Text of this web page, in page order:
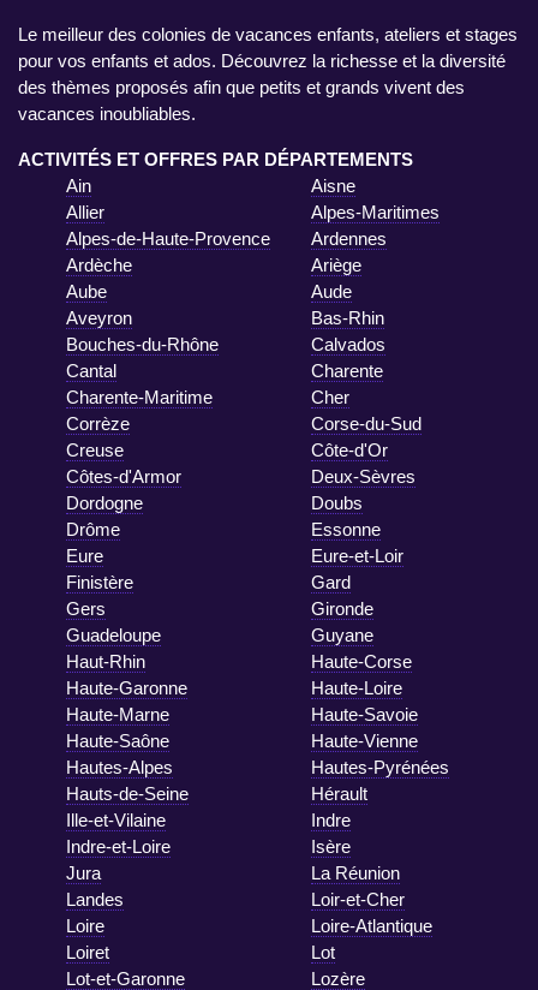
Le meilleur des colonies de vacances enfants, ateliers et stages
pour vos enfants et ados. Découvrez la richesse et la diversité
des thèmes proposés afin que petits et grands vivent des
vacances inoubliables.
ACTIVITÉS ET OFFRES PAR DÉPARTEMENTS
Ain
Aisne
Allier
Alpes-Maritimes
Alpes-de-Haute-Provence
Ardennes
Ardèche
Ariège
Aube
Aude
Aveyron
Bas-Rhin
Bouches-du-Rhône
Calvados
Cantal
Charente
Charente-Maritime
Cher
Corrèze
Corse-du-Sud
Creuse
Côte-d'Or
Côtes-d'Armor
Deux-Sèvres
Dordogne
Doubs
Drôme
Essonne
Eure
Eure-et-Loir
Finistère
Gard
Gers
Gironde
Guadeloupe
Guyane
Haut-Rhin
Haute-Corse
Haute-Garonne
Haute-Loire
Haute-Marne
Haute-Savoie
Haute-Saône
Haute-Vienne
Hautes-Alpes
Hautes-Pyrénées
Hauts-de-Seine
Hérault
Ille-et-Vilaine
Indre
Indre-et-Loire
Isère
Jura
La Réunion
Landes
Loir-et-Cher
Loire
Loire-Atlantique
Loiret
Lot
Lot-et-Garonne
Lozère